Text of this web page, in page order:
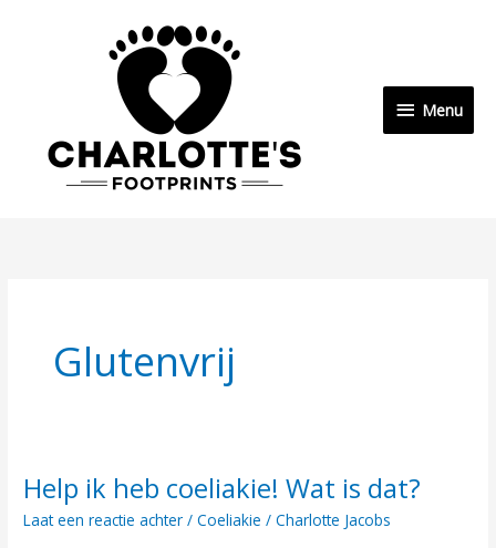
Menu
Glutenvrij
Help ik heb coeliakie! Wat is dat?
Laat een reactie achter /Coeliakie /Charlotte Jacobs
Help
ik